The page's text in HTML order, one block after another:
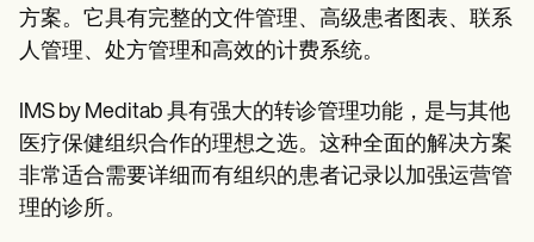
方案。它具有完整的文件管理、高级患者图表、联系
人管理、处方管理和高效的计费系统。
IMS by Meditab 具有强大的转诊管理功能，是与其他
医疗保健组织合作的理想之选。这种全面的解决方案
非常适合需要详细而有组织的患者记录以加强运营管
理的诊所。